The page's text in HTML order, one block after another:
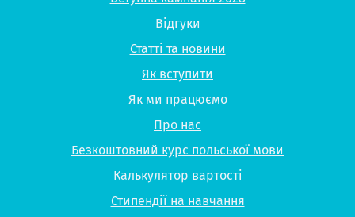
Відгуки
Статті та новини
Як вступити
Як ми працюємо
Про нас
Безкоштовний курс польської мови
Калькулятор вартості
Стипендії на навчання